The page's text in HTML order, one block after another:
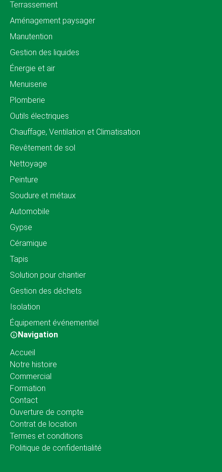
Terrassement
Aménagement paysager
Manutention
Gestion des liquides
Énergie et air
Menuiserie
Plomberie
Outils électriques
Chauffage, Ventilation et Climatisation
Revêtement de sol
Nettoyage
Peinture
Soudure et métaux
Automobile
Gypse
Céramique
Tapis
Solution pour chantier
Gestion des déchets
Isolation
Équipement événementiel
Navigation
Accueil
Notre histoire
Commercial
Formation
Contact
Ouverture de compte
Contrat de location
Termes et conditions
Politique de confidentialité